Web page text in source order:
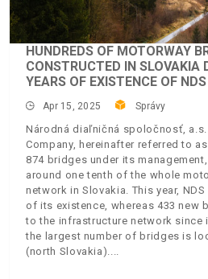
HUNDREDS OF MOTORWAY
CONSTRUCTED IN SLOVAKIA
YEARS OF EXISTENCE OF NDS
Apr 15, 2025 Správy
Národná diaľničná spoločnosť,
Company, hereinafter referred to
874 bridges under its
around one tenth of the whole
network in Slovakia. This year,
of its existence, whereas 433 new
to the infrastructure network since
the largest number of bridges is
(north Slovakia).